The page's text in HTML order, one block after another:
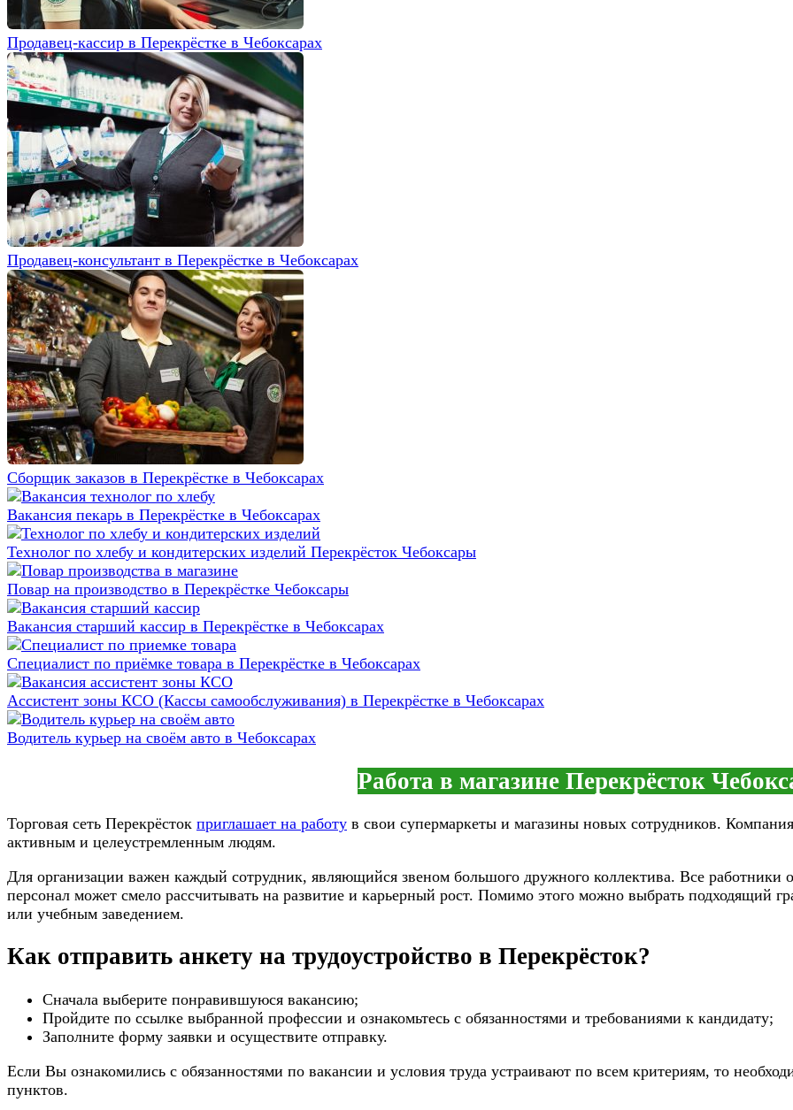
Продавец-кассир в Перекрёстке в Чебоксарах
Продавец-консультант в Перекрёстке в Чебоксарах
Сборщик заказов в Перекрёстке в Чебоксарах
Вакансия пекарь в Перекрёстке в Чебоксарах
Технолог по хлебу и кондитерских изделий Перекрёсток Чебоксары
Повар на производство в Перекрёстке Чебоксары
Вакансия старший кассир в Перекрёстке в Чебоксарах
Специалист по приёмке товара в Перекрёстке в Чебоксарах
Ассистент зоны КСО (Кассы самообслуживания) в Перекрёстке в Чебоксарах
Водитель курьер на своём авто в Чебоксарах
Работа в магазине Перекрёсток
Торговая сеть Перекрёсток приглашает на работу в свои супермаркеты и магазины новых сотрудников.
активным и целеустремленным людям.
Для организации важен каждый сотрудник, являющийся звеном большого дружного коллектива. Все работники
персонал может смело рассчитывать на развитие и карьерный рост. Помимо этого можно выбрать подходящий
или учебным заведением.
Как отправить анкету на трудоустройство в Перекрёсток?
Сначала выберите понравившуюся вакансию;
Пройдите по ссылке выбранной профессии и ознакомьтесь с обязанностями и требованиями к кандидату;
Заполните форму заявки и осуществите отправку.
Если Вы ознакомились с обязанностями по вакансии и условия труда устраивают по всем критериям, то
пунктов.